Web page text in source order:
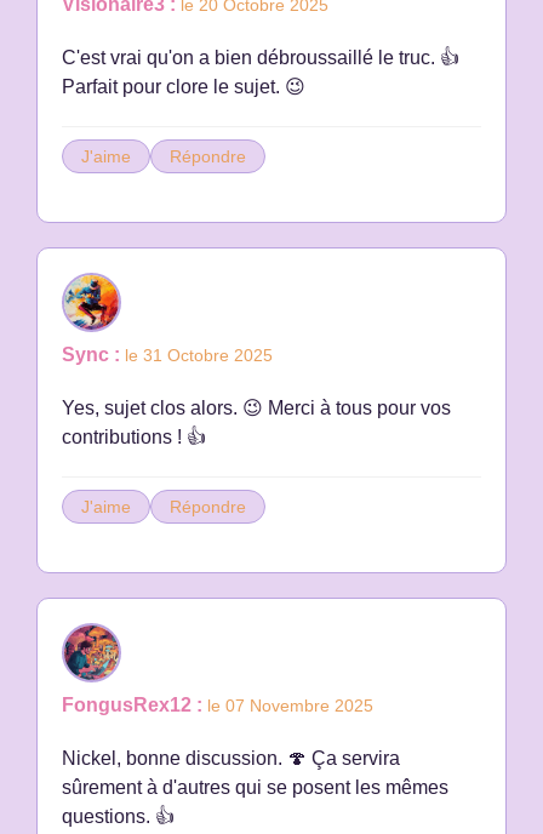
Visionaïre3 : le 20 Octobre 2025
C'est vrai qu'on a bien débroussaillé le truc. 👍
Parfait pour clore le sujet. 😉
J'aime Répondre
Sync : le 31 Octobre 2025
Yes, sujet clos alors. 😉 Merci à tous pour vos
contributions ! 👍
J'aime Répondre
FongusRex12 : le 07 Novembre 2025
Nickel, bonne discussion. 🍄 Ça servira
sûrement à d'autres qui se posent les mêmes
questions. 👍